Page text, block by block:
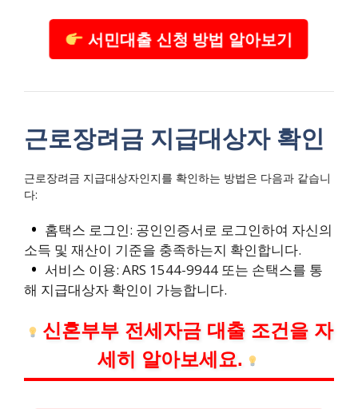
서민대출 신청 방법 알아보기
근로장려금 지급대상자 확인
근로장려금 지급대상자인지를 확인하는 방법은 다음과 같습니
다:
홈택스 로그인: 공인인증서로 로그인하여 자신의
소득 및 재산이 기준을 충족하는지 확인합니다.
서비스 이용: ARS 1544-9944 또는 손택스를 통
해 지급대상자 확인이 가능합니다.
신혼부부 전세자금 대출 조건을 자
세히 알아보세요.